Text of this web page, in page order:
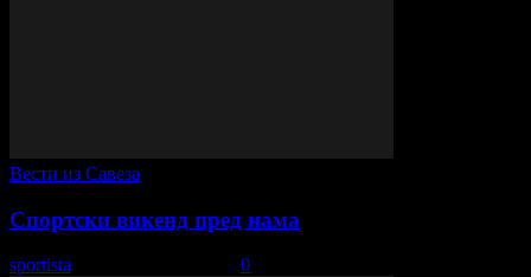
Вести из Савеза
Спортски викенд пред нама
sportista 0